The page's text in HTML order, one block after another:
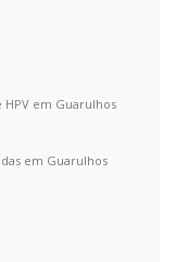
HPV em Guarulhos
em Guarulhos